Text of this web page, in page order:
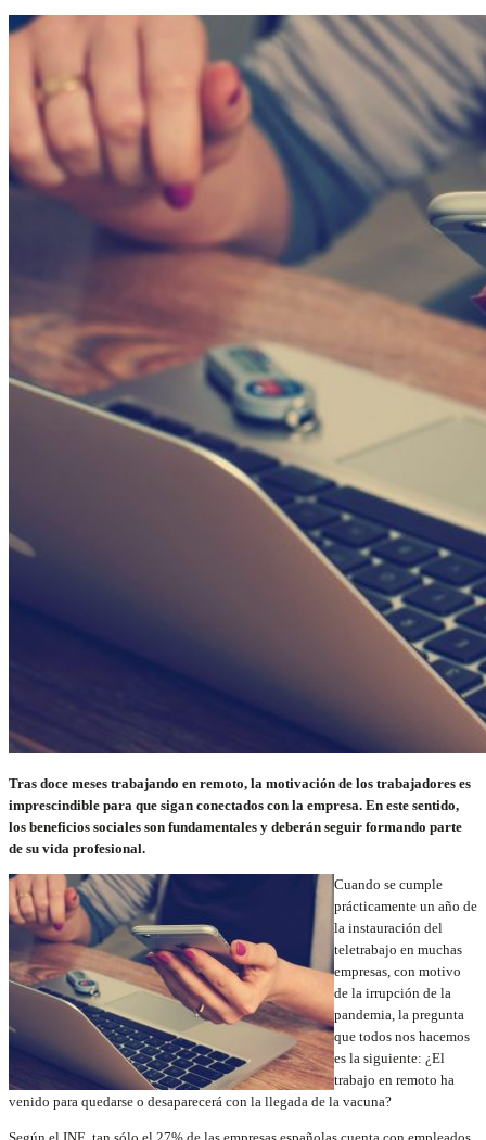
Tras doce meses trabajando en remoto, la motivación de los trabajadores es
imprescindible para que sigan conectados con la empresa. En este sentido,
los beneficios sociales son fundamentales y deberán seguir formando parte
de su vida profesional.
Cuando se cumple
prácticamente un año de
la instauración del
teletrabajo en muchas
empresas, con motivo
de la irrupción de la
pandemia, la pregunta
que todos nos hacemos
es la siguiente: ¿El
trabajo en remoto ha
venido para quedarse o desaparecerá con la llegada de la vacuna?